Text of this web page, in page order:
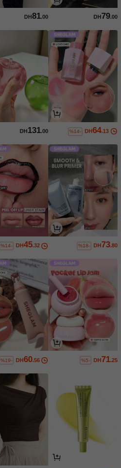
DH79.00
DH81.00
DH64.13
%14-
DH131.00
DH73.80
%18-
DH45.32
%14-
DH71.25
%5-
DH60.56
%19-